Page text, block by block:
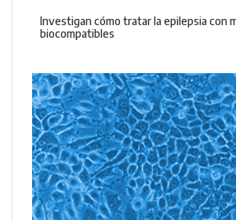
Investigan cómo tratar la epilepsia con
biocompatibles